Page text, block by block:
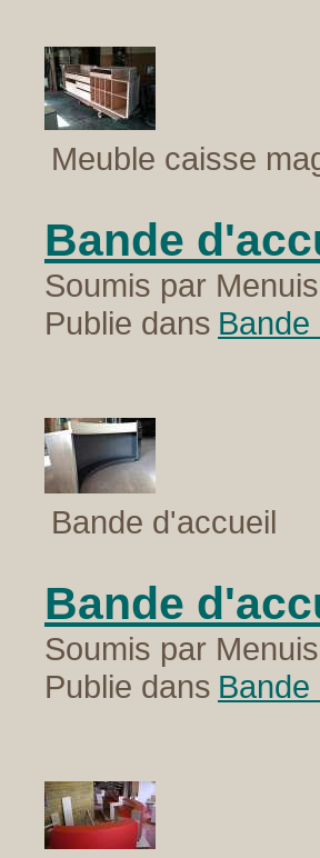
Meuble caisse
Bande
Soumis par
Publie dans Bande
Bande d'accueil
Bande
Soumis par
Publie dans Bande